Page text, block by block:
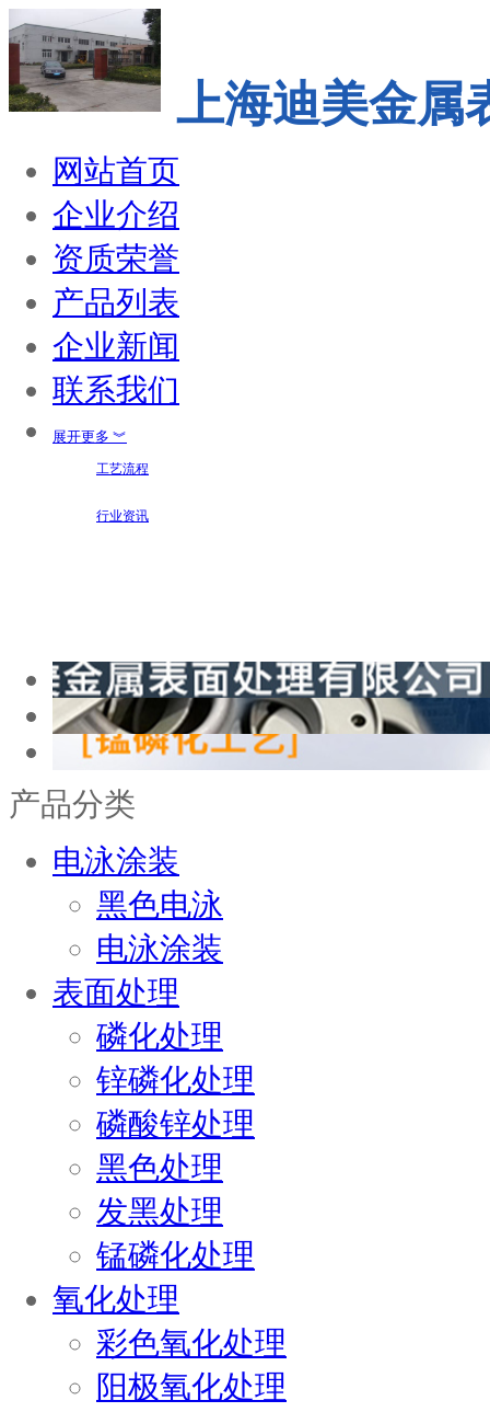
上海迪美金属
网站首页
企业介绍
资质荣誉
产品列表
企业新闻
联系我们
展开更多 ︾
工艺流程
行业资讯
产品分类
电泳涂装
黑色电泳
电泳涂装
表面处理
磷化处理
锌磷化处理
磷酸锌处理
黑色处理
发黑处理
锰磷化处理
氧化处理
彩色氧化处理
阳极氧化处理